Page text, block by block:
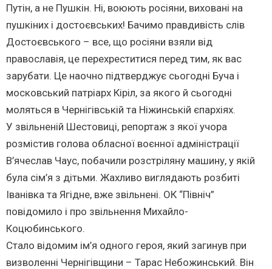
Путін, а не Пушкін. Ні, воюють росіяни, виховані на
пушкіних і достоєвських! Бачимо правдивість слів
Достоєвського – все, що росіяни взяли від
православія, це перехреститися перед тим, як вас
зарубати. Це наочно підтверджує сьогодні Буча і
московський патріарх Кіріл, за якого й сьогодні
моляться в Чернігівській та Ніжинській єпархіях.
У звільненій Шестовиці, репортаж з якої учора
розмістив голова обласної воєнної адміністрації
В’ячеслав Чаус, побачили розстріляну машину, у якій
була сім’я з дітьми. Жахливо виглядають розбиті
Іванівка та Ягідне, вже звільнені. ОК “Північ”
повідомило і про звільнення Михайло-
Коцюбинського.
Стало відомим ім’я одного героя, який загинув при
визволенні Чернігівщини – Тарас Небожинський. Він